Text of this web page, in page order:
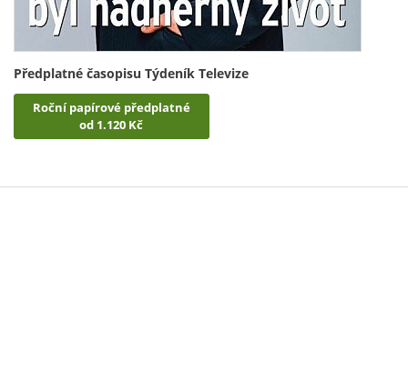
Předplatné časopisu Týdeník Televize
Roční papírové předplatné
od 1.120 Kč